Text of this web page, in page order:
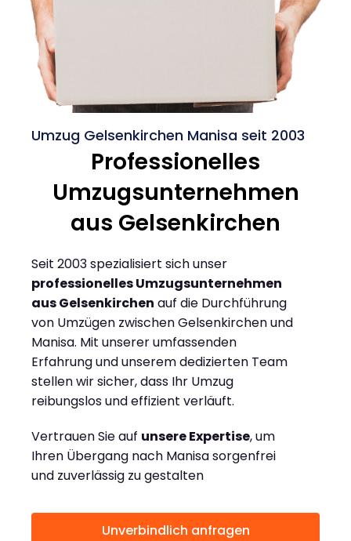
Umzug Gelsenkirchen Manisa seit 2003
Professionelles
Umzugsunternehmen
aus Gelsenkirchen
Seit 2003 spezialisiert sich unser
professionelles Umzugsunternehmen
aus Gelsenkirchen auf die Durchführung
von Umzügen zwischen Gelsenkirchen und
Manisa. Mit unserer umfassenden
Erfahrung und unserem dedizierten Team
stellen wir sicher, dass Ihr Umzug
reibungslos und effizient verläuft.
Vertrauen Sie auf unsere Expertise, um
Ihren Übergang nach Manisa sorgenfrei
und zuverlässig zu gestalten
Unverbindlich anfragen